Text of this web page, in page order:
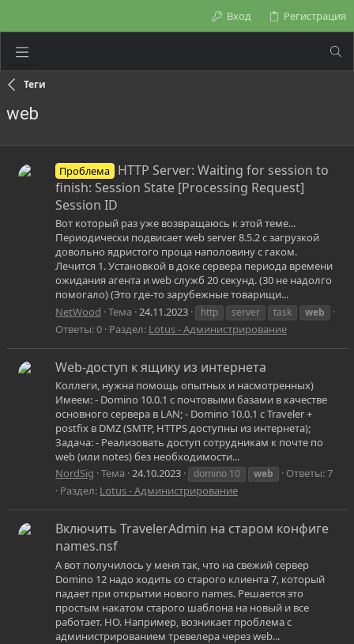
Вход Регистрация
Теги
web
Проблема
HTTP Server: Waiting for session to
finish: Session State [Processing Request]
Session ID
Вот который раз уже возвращаюсь к этой теме...
Периодически подвисает web server 8.5.2 с загрузкой
довольно ядристого проца наполовину с гаком.
Лечится 1. Установкой в доке сервера периода времени
ожидания агента и web служб 20 секунд. (30 не надолго
помогало) (Это где-то зарубежные товарищи...
NetWood Тема 24.11.2023 http server task web
Ответы: 0 Раздел: Lotus - Администрирование
Web-доступ к ящику из интернета
Коллеги, нужна помощь опытных и насмотренных)
Имеем: - Domino 10.0.1 с почтовыми базами в качестве
основного сервера в LAN; - Domino 10.0.1 с Traveler +
postfix в DMZ (SMTP, HTTPS доступны из интернета);
Задача: - Реализовать доступ сотрудникам к почте по
web (или notes) без необходимости...
NordSig Тема 24.10.2023 domino 10 web
Ответы: 7
Раздел: Lotus - Администрирование
Включить TravelerAdmin на старом конфиге
names.nsf
А вот получилось у меня так, что на свежий сервер
Domino 12 надо ходить со старого клиента 7, который
падает при открытии нового names. Решается это
простым накатом старого шаблона на новый и все
работает. НО. Например, возникает проблема с
администрированием тревелера через web...